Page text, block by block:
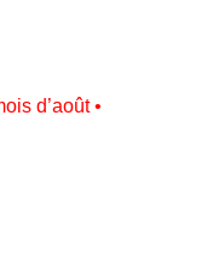
d’août •